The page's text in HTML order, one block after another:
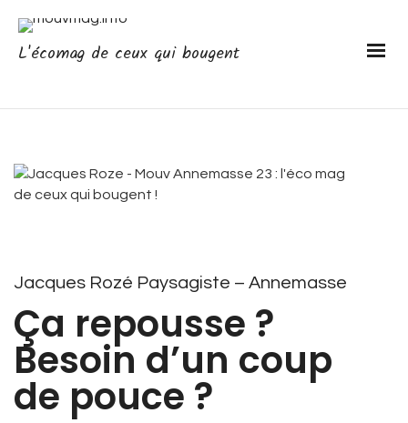
L'écomag de ceux qui bougent
Jacques Rozé Paysagiste – Annemasse
Ça repousse ?
Besoin d’un coup
de pouce ?